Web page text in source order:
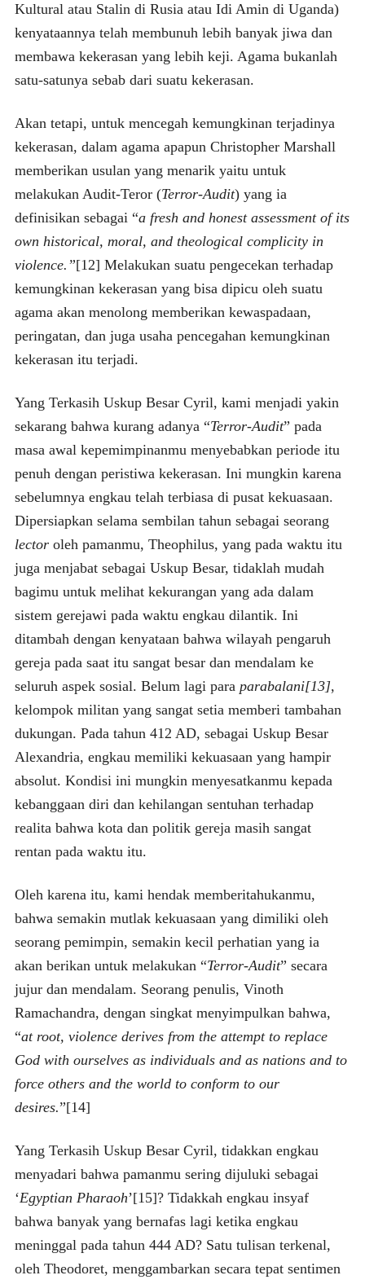
Kultural atau Stalin di Rusia atau Idi Amin di Uganda)
kenyataannya telah membunuh lebih banyak jiwa dan
membawa kekerasan yang lebih keji. Agama bukanlah
satu-satunya sebab dari suatu kekerasan.
Akan tetapi, untuk mencegah kemungkinan terjadinya
kekerasan, dalam agama apapun Christopher Marshall
memberikan usulan yang menarik yaitu untuk
melakukan Audit-Teror (Terror-Audit) yang ia
definisikan sebagai “a fresh and honest assessment of its
own historical, moral, and theological complicity in
violence.”[12] Melakukan suatu pengecekan terhadap
kemungkinan kekerasan yang bisa dipicu oleh suatu
agama akan menolong memberikan kewaspadaan,
peringatan, dan juga usaha pencegahan kemungkinan
kekerasan itu terjadi.
Yang Terkasih Uskup Besar Cyril, kami menjadi yakin
sekarang bahwa kurang adanya “Terror-Audit” pada
masa awal kepemimpinanmu menyebabkan periode itu
penuh dengan peristiwa kekerasan. Ini mungkin karena
sebelumnya engkau telah terbiasa di pusat kekuasaan.
Dipersiapkan selama sembilan tahun sebagai seorang
lectoroleh pamanmu, Theophilus, yang pada waktu itu
juga menjabat sebagai Uskup Besar, tidaklah mudah
bagimu untuk melihat kekurangan yang ada dalam
sistem gerejawi pada waktu engkau dilantik. Ini
ditambah dengan kenyataan bahwa wilayah pengaruh
gereja pada saat itu sangat besar dan mendalam ke
seluruh aspek sosial. Belum lagi para parabalani[13],
kelompok militan yang sangat setia memberi tambahan
dukungan. Pada tahun 412 AD, sebagai Uskup Besar
Alexandria, engkau memiliki kekuasaan yang hampir
absolut. Kondisi ini mungkin menyesatkanmu kepada
kebanggaan diri dan kehilangan sentuhan terhadap
realita bahwa kota dan politik gereja masih sangat
rentan pada waktu itu.
Oleh karena itu, kami hendak memberitahukanmu,
bahwa semakin mutlak kekuasaan yang dimiliki oleh
seorang pemimpin, semakin kecil perhatian yang ia
akan berikan untuk melakukan “Terror-Audit” secara
jujur dan mendalam. Seorang penulis, Vinoth
Ramachandra, dengan singkat menyimpulkan bahwa,
“at root, violence derives from the attempt to replace
God with ourselves as individuals and as nations and to
force others and the world to conform to our
desires.”[14]
Yang Terkasih Uskup Besar Cyril, tidakkan engkau
menyadari bahwa pamanmu sering dijuluki sebagai
‘Egyptian Pharaoh’[15]? Tidakkah engkau insyaf
bahwa banyak yang bernafas lagi ketika engkau
meninggal pada tahun 444 AD? Satu tulisan terkenal,
oleh Theodoret, menggambarkan secara tepat sentimen